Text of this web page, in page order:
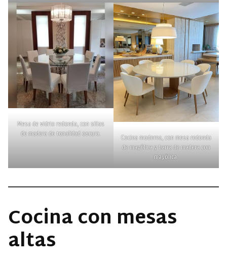
Mesa de vidrio redonda, con sillas
de madera de tonalidad oscura.
Cocina moderna, con mesa redonda
de mayólica y barra de madera con
mayólica.
Cocina con mesas
altas